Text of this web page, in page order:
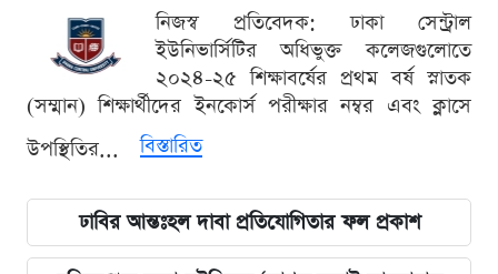
নিজস্ব প্রতিবেদক: ঢাকা সেন্ট্রাল
ইউনিভার্সিটির অধিভুক্ত কলেজগুলোতে
২০২৪-২৫ শিক্ষাবর্ষের প্রথম বর্ষ স্নাতক
(সম্মান) শিক্ষার্থীদের ইনকোর্স পরীক্ষার নম্বর এবং ক্লাসে
উপস্থিতির...
বিস্তারিত
ঢাবির আন্তঃহল দাবা প্রতিযোগিতার ফল প্রকাশ